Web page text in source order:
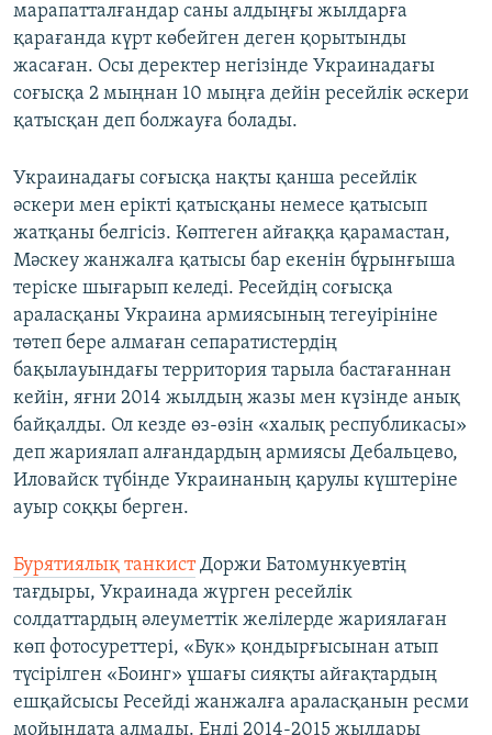
марапатталғандар саны алдыңғы жылдарға
қарағанда күрт көбейген деген қорытынды
жасаған. Осы деректер негізінде Украинадағы
соғысқа 2 мыңнан 10 мыңға дейін ресейлік әскери
қатысқан деп болжауға болады.
Украинадағы соғысқа нақты қанша ресейлік
әскери мен ерікті қатысқаны немесе қатысып
жатқаны белгісіз. Көптеген айғаққа қарамастан,
Мәскеу жанжалға қатысы бар екенін бұрынғыша
теріске шығарып келеді. Ресейдің соғысқа
араласқаны Украина армиясының тегеуірініне
төтеп бере алмаған сепаратистердің
бақылауындағы территория тарыла бастағаннан
кейін, яғни 2014 жылдың жазы мен күзінде анық
байқалды. Ол кезде өз-өзін «халық республикасы»
деп жариялап алғандардың армиясы Дебальцево,
Иловайск түбінде Украинаның қарулы күштеріне
ауыр соққы берген.
Бурятиялық танкистДоржи Батомункуевтің
тағдыры, Украинада жүрген ресейлік
солдаттардың әлеуметтік желілерде жариялаған
көп фотосуреттері, «Бук» қондырғысынан атып
түсірілген «Боинг» ұшағы сияқты айғақтардың
ешқайсысы Ресейді жанжалға араласқанын ресми
мойындата алмады. Енді 2014-2015 жылдары